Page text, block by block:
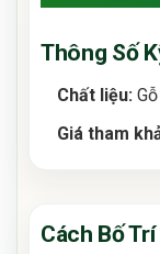
Thông Số
Chất liệu: Gỗ
Giá tham
Cách Bố